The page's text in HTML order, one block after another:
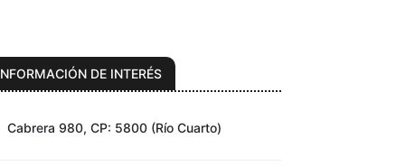
DE INTERÉS
Cabrera 980, CP: 5800 (Río Cuarto)